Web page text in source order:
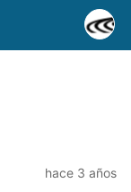
hace 3 años